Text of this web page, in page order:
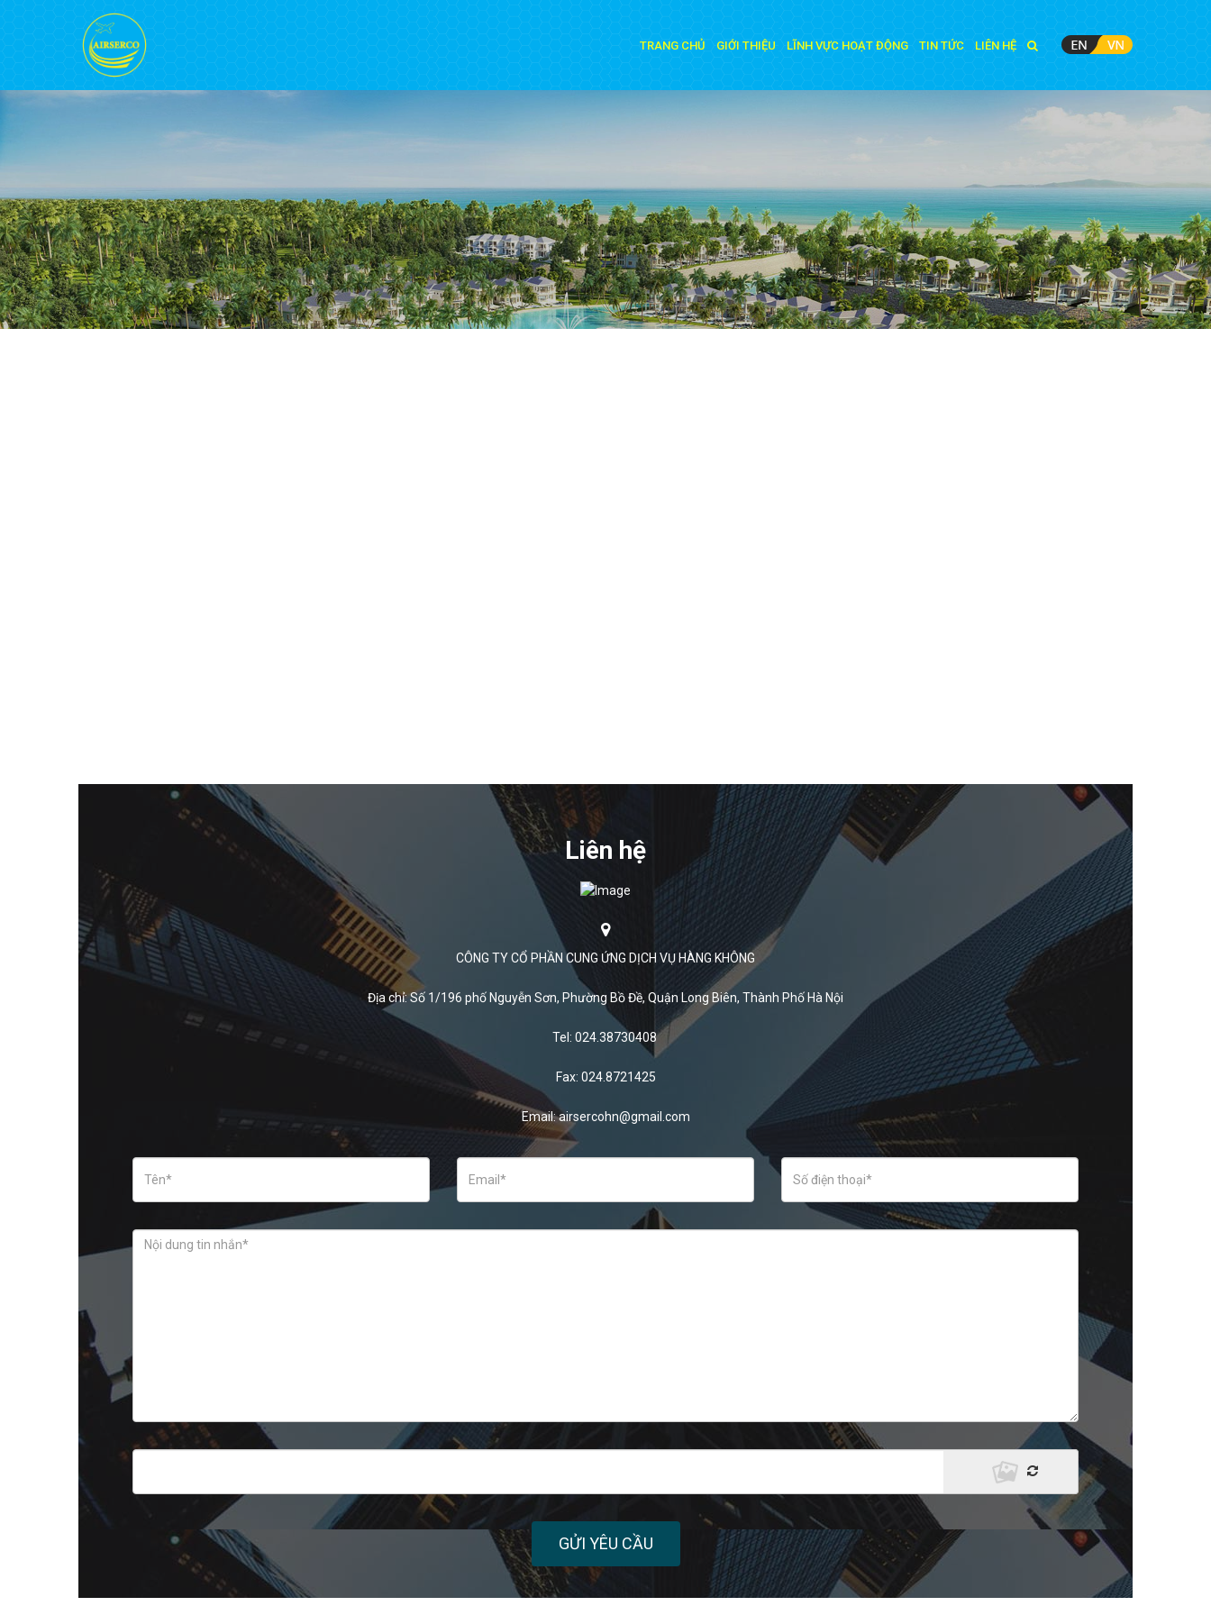
TRANG CHỦ GIỚI THIỆU LĨNH VỰC HOẠT ĐỘNG TIN TỨC LIÊN HỆ
Liên hệ
CÔNG TY CỔ PHẦN CUNG ỨNG DỊCH VỤ HÀNG KHÔNG
Địa chỉ: Số 1/196 phố Nguyễn Sơn, Phường Bồ Đề, Quận Long Biên, Thành Phố Hà Nội
Tel: 024.38730408
Fax: 024.8721425
Email: airsercohn@gmail.com